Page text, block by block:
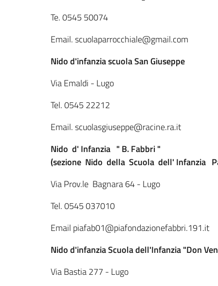
Te. 0545 50074
Email. scuolaparrocchiale@gmail.com
Nido d'infanzia scuola San Giuseppe
Via Emaldi - Lugo
Tel. 0545 22212
Email. scuolasgiuseppe@racine.ra.it
Nido d' Infanzia " B. Fabbri "
(sezione Nido della Scuola dell' Infanzia
Via Prov.le Bagnara 64 - Lugo
Tel. 0545 037010
Email piafab01@piafondazionefabbri.191.it
Nido d'infanzia Scuola dell'Infanzia "Don
Via Bastia 277 - Lugo